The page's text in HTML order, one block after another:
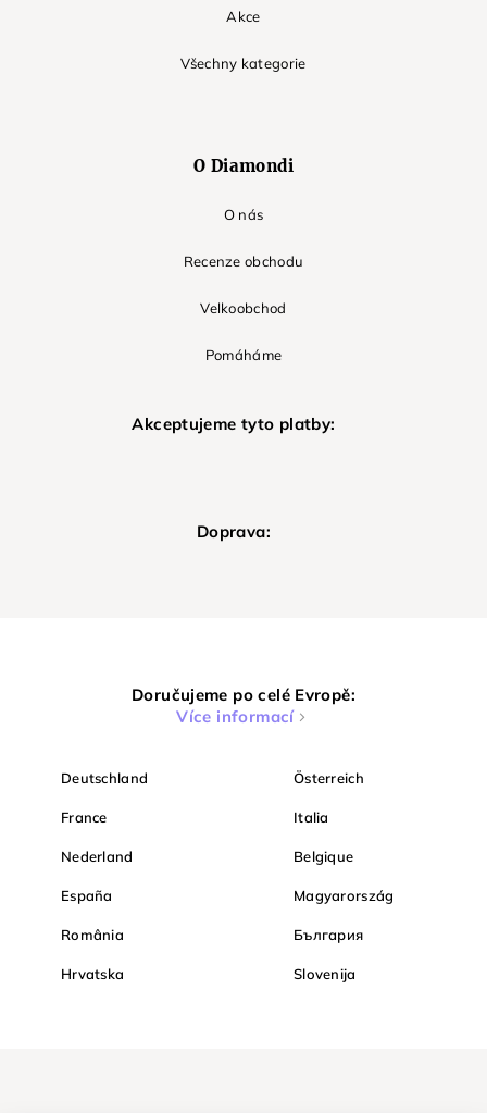
Akce
Všechny kategorie
O Diamondi
O nás
Recenze obchodu
Velkoobchod
Pomáháme
Akceptujeme tyto platby:
Doprava:
Doručujeme po celé Evropě:
Více informací
Deutschland Österreich
France Italia
Nederland Belgique
España Magyarország
România България
Hrvatska Slovenija